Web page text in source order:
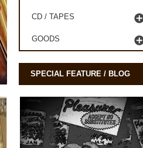
CD / TAPES
GOODS
SPECIAL FEATURE / BLOG